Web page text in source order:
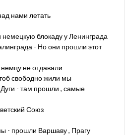
нами летать
блокаду у Ленинграда
- Но они прошли этот
не отдавали
свободно жили мы
- там прошли , самые
Союз
- прошли Варшаву , Прагу